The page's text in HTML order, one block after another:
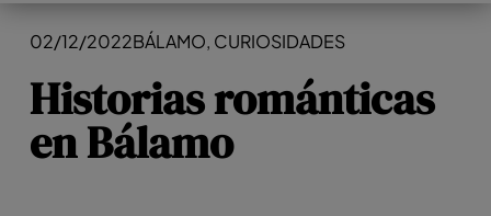
02/12/2022BÁLAMO, CURIOSIDADES
Historias románticas
en Bálamo